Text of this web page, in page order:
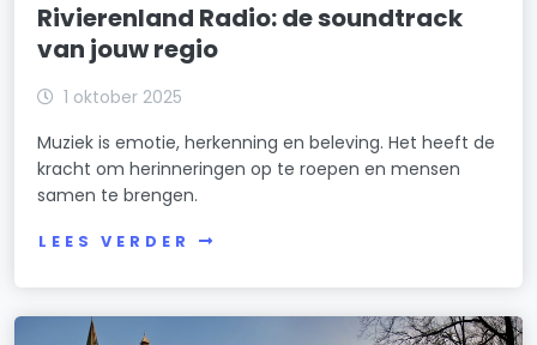
Rivierenland Radio: de soundtrack
van jouw regio
1 oktober 2025
Muziek is emotie, herkenning en beleving. Het heeft de
kracht om herinneringen op te roepen en mensen
samen te brengen.
LEES VERDER